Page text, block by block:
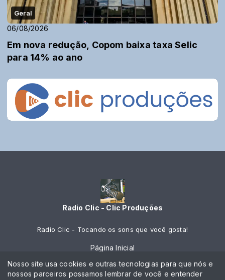
Geral
06/08/2026
Em nova redução, Copom baixa taxa Selic
para 14% ao ano
Radio Clic - Clic Produções
Radio Clic - Tocando os sons que você gosta!
Página Inicial
Vídeos
Nosso site usa cookies e outras tecnologias para que nós e
nossos parceiros possamos lembrar de você e entender